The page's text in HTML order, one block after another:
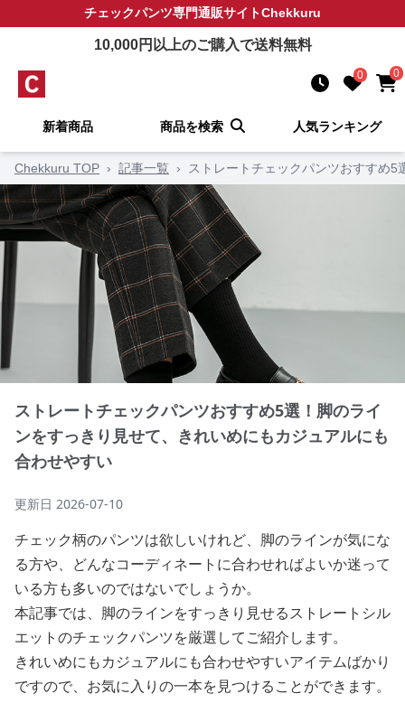
チェックパンツ専門通販サイトChekkuru
10,000円以上のご購入で送料無料
0 0
新着商品 商品を検索 人気ランキング
Chekkuru TOP › 記事一覧 › ストレートチェックパンツおすすめ
ストレートチェックパンツおすすめ5選！脚のライ
ンをすっきり見せて、きれいめにもカジュアルにも
合わせやすい
更新日 2026-07-10
チェック柄のパンツは欲しいけれど、脚のラインが気にな
る方や、どんなコーディネートに合わせればよいか迷って
いる方も多いのではないでしょうか。
本記事では、脚のラインをすっきり見せるストレートシル
エットのチェックパンツを厳選してご紹介します。
きれいめにもカジュアルにも合わせやすいアイテムばかり
ですので、お気に入りの一本を見つけることができます。